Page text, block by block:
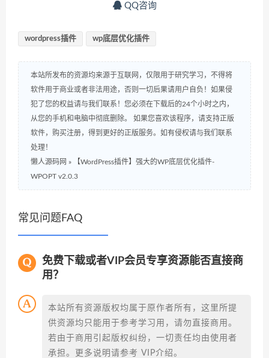
QQ咨询
wordpress插件 wp底层优化插件
本站所发布的资源均来源于互联网，仅限用于研究学习，不得将
软件用于商业或者非法用途，否则一切后果请用户自负！如果侵
犯了您的权益请与我们联系！您必须在下载后的24个小时之内，
从您的手机和电脑中彻底删除。 如果您喜欢该程序，请支持正版
软件，购买注册，得到更好的正版服务。如有侵权请与我们联系
处理！
懒人源码网 »
【WordPress插件】强大的WP底层优化插件-
WPOPT v2.0.3
常见问题FAQ
免费下载或者VIP会员专享资源能否直接商
用？
本站所有资源版权均属于原作者所有，这里所提
供资源均只能用于参考学习用，请勿直接商用。
若由于商用引起版权纠纷，一切责任均由使用者
承担。更多说明请参考 VIP介绍。